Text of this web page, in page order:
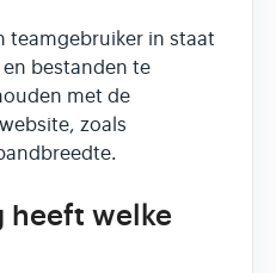
teamgebruiker in staat
bestanden te
met de
zoals
heeft welke